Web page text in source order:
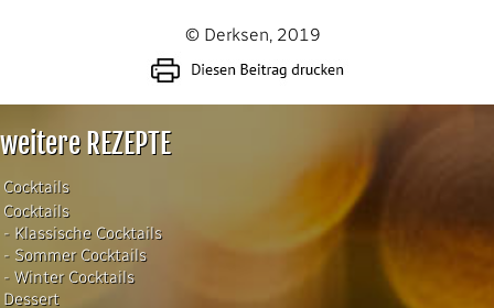
© Derksen, 2019
weitere REZEPTE
Cocktails
Cocktails
- Klassische Cocktails
- Sommer Cocktails
- Winter Cocktails
Dessert